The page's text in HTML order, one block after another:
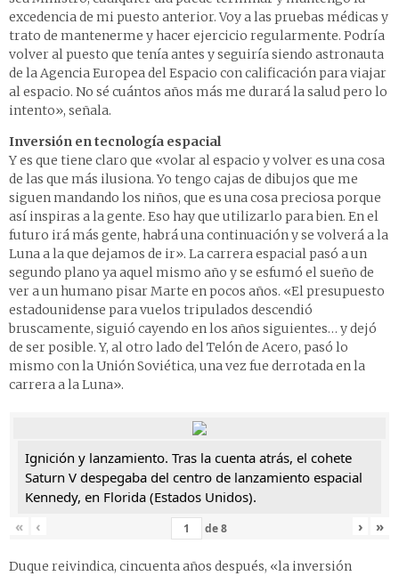
excedencia de mi puesto anterior. Voy a las pruebas médicas y
trato de mantenerme y hacer ejercicio regularmente. Podría
volver al puesto que tenía antes y seguiría siendo astronauta
de la Agencia Europea del Espacio con calificación para viajar
al espacio. No sé cuántos años más me durará la salud pero lo
intento», señala.
Inversión en tecnología espacial
Y es que tiene claro que «volar al espacio y volver es una cosa
de las que más ilusiona. Yo tengo cajas de dibujos que me
siguen mandando los niños, que es una cosa preciosa porque
así inspiras a la gente. Eso hay que utilizarlo para bien. En el
futuro irá más gente, habrá una continuación y se volverá a la
Luna a la que dejamos de ir». La carrera espacial pasó a un
segundo plano ya aquel mismo año y se esfumó el sueño de
ver a un humano pisar Marte en pocos años. «El presupuesto
estadounidense para vuelos tripulados descendió
bruscamente, siguió cayendo en los años siguientes… y dejó
de ser posible. Y, al otro lado del Telón de Acero, pasó lo
mismo con la Unión Soviética, una vez fue derrotada en la
carrera a la Luna».
Ignición y lanzamiento. Tras la cuenta atrás, el cohete
Saturn V despegaba del centro de lanzamiento espacial
Kennedy, en Florida (Estados Unidos).
«
‹ de8 › »
Duque reivindica, cincuenta años después, «la inversión